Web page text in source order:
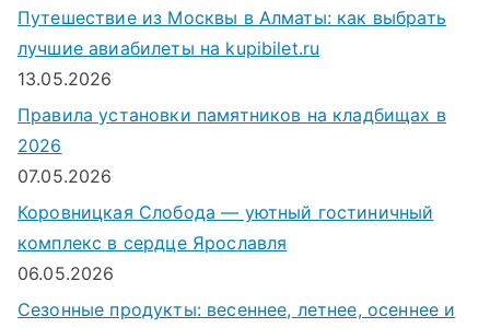
Путешествие из Москвы в Алматы: как выбрать
лучшие авиабилеты на kupibilet.ru
13.05.2026
Правила установки памятников на кладбищах в
2026
07.05.2026
Коровницкая Слобода — уютный гостиничный
комплекс в сердце Ярославля
06.05.2026
Сезонные продукты: весеннее, летнее, осеннее и